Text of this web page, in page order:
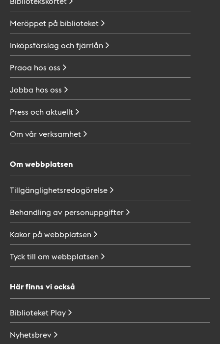
Meröppet på biblioteket
Inköpsförslag ochfjärrlån
Praoa hos oss
Jobba hos oss
Press ochaktuellt
Om vårverksamhet
Om webbplatsen
Tillgänglighetsredogörelse
Behandling av personuppgifter
Kakor på webbplatsen
Tyck till om webbplatsen
Här finns vi också
Biblioteket Play
Nyhetsbrev